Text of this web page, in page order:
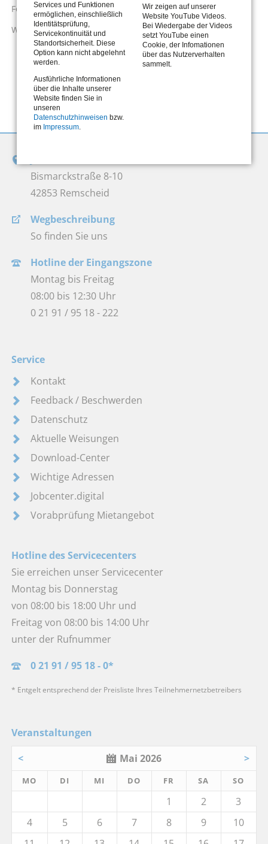
Förderung beruflicher Weiterbildung
Weitere Fördermöglichkeiten
Bismarckstraße 8-10
42853 Remscheid
Wegbeschreibung
So finden Sie uns
Hotline der Eingangszone
Montag bis Freitag
08:00 bis 12:30 Uhr
0 21 91 / 95 18 - 222
Service
Kontakt
Feedback / Beschwerden
Datenschutz
Aktuelle Weisungen
Download-Center
Wichtige Adressen
Jobcenter.digital
Vorabprüfung Mietangebot
Hotline des Servicecenters
Sie erreichen unser Servicecenter
Montag bis Donnerstag
von 08:00 bis 18:00 Uhr und
Freitag von 08:00 bis 14:00 Uhr
unter der Rufnummer
0 21 91 / 95 18 - 0*
* Entgelt entsprechend der Preisliste Ihres Teilnehmernetzbetreibers
Veranstaltungen
<
Mai 2026 >
MO DI MI DO FR SA SO
1 2
3
4
5 6 7 8 9
10
Services und Funktionen
ermöglichen, einschließlich
Identitätsprüfung,
Servicekontinuität und
Standortsicherheit. Diese
Option kann nicht abgelehnt
werden.
Ausführliche Informationen
über die Inhalte unserer
Website finden Sie in
unseren
Datenschutzhinweisen bzw.
im Impressum.
Wir zeigen auf unserer
Website YouTube Videos.
Bei Wiedergabe der Videos
setzt YouTube einen
Cookie, der Infomationen
über das Nutzerverhalten
sammelt.